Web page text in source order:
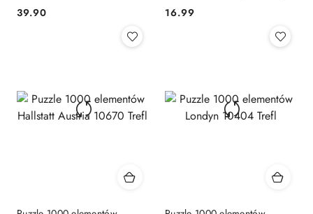
Cena:
39.90 Cena:
16.99